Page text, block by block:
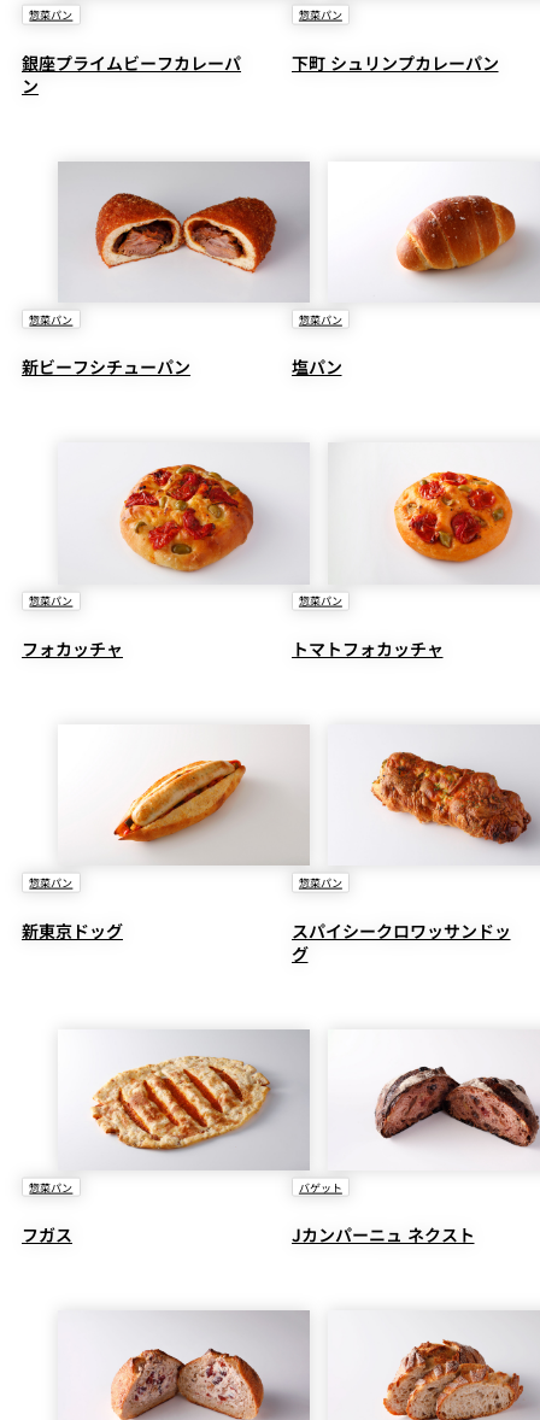
惣菜パン
銀座プライムビーフカレーパ
ン
惣菜パン
下町 シュリンプカレーパン
惣菜パン
新ビーフシチューパン
惣菜パン
塩パン
惣菜パン
フォカッチャ
惣菜パン
トマトフォカッチャ
惣菜パン
新東京ドッグ
惣菜パン
スパイシークロワッサンドッ
グ
惣菜パン
フガス
バゲット
Jカンパーニュ ネクスト